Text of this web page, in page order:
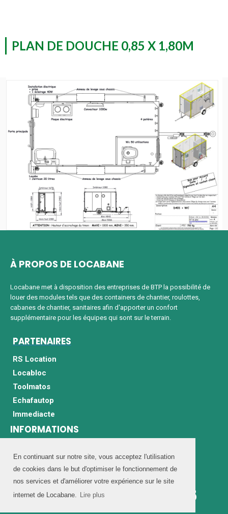
En continuant sur notre site, vous acceptez l'utilisation
de cookies dans le but d'optimiser le fonctionnement de
nos services et d'améliorer votre expérience sur le site
internet de Locabane.
Lire plus
PLAN DE DOUCHE 0,85 X 1,80M
À PROPOS DE LOCABANE
Locabane met à disposition des entreprises de BTP la possibilité de
louer des modules tels que des containers de chantier, roulottes,
cabanes de chantier, sanitaires afin d'apporter un confort
supplémentaire pour les équipes qui sont sur le terrain.
PARTENAIRES
RS Location
Locabloc
Toolmatos
Echafautop
Immediacte
INFORMATIONS
Politique de protection des données
Informations sur les cookies
Du lundi au vendredi de 7h00 à 17h00
01 60 21 15 55
Contactez nous
01 60 21 15 55